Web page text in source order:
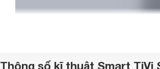
Thông số kĩ thuật Smart TiVi